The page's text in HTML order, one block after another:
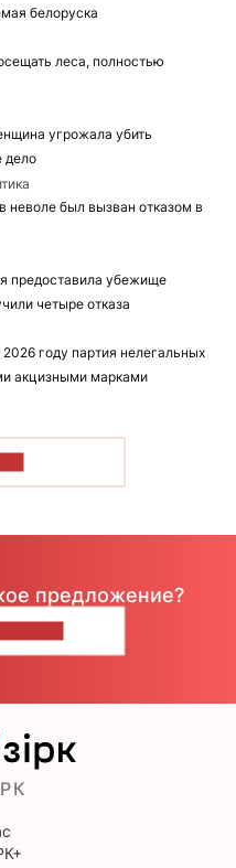
белоруска
леса, полностью
угрожала убить
дело
неволе был вызван отказом в
предоставила убежище
четыре отказа
году партия нелегальных
акцизными марками
предложение?